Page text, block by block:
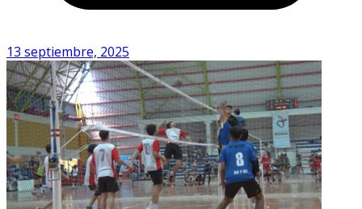
13 septiembre, 2025